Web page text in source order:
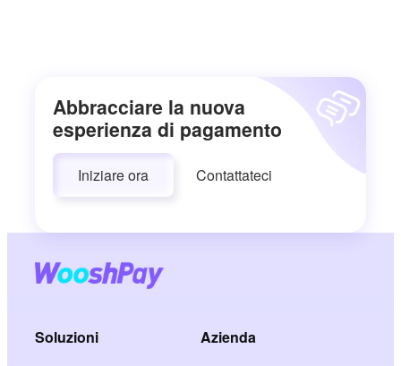
Abbracciare la nuova
esperienza di pagamento
Iniziare ora Contattateci
Soluzioni Azienda